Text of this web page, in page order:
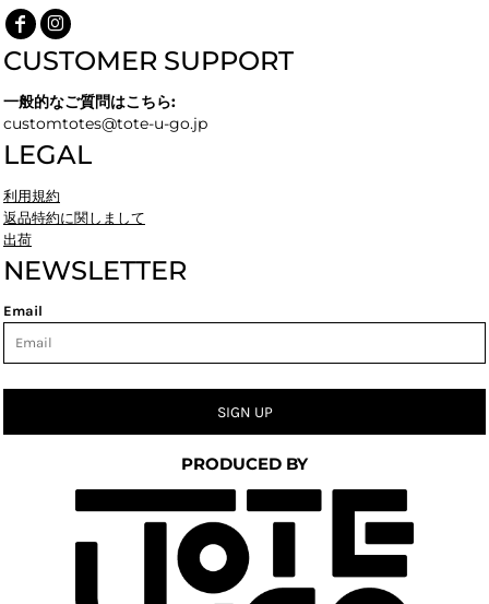
CUSTOMER SUPPORT
一般的なご質問はこちら:
customtotes@tote-u-go.jp
LEGAL
利用規約
返品特約に関しまして
出荷
NEWSLETTER
Email
SIGN UP
PRODUCED BY